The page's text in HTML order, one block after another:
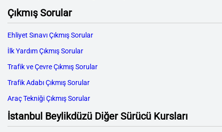
Çıkmış Sorular
Ehliyet Sınavı Çıkmış Sorular
İlk Yardım Çıkmış Sorular
Trafik ve Çevre Çıkmış Sorular
Trafik Adabı Çıkmış Sorular
Araç Tekniği Çıkmış Sorular
İstanbul Beylikdüzü Diğer Sürücü Kursları